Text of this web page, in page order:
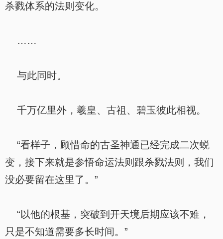
杀戮体系的法则变化。
……
与此同时。
千万亿里外，羲皇、古祖、碧玉彼此相视。
“看样子，顾惜命的古圣神通已经完成二次蜕
变，接下来就是参悟命运法则跟杀戮法则，我们
没必要留在这里了。”
“以他的根基，突破到开天境后期应该不难，
只是不知道需要多长时间。”